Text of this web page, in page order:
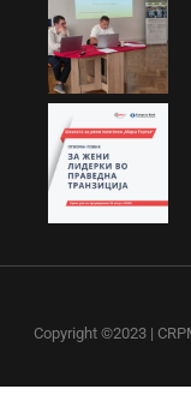
Copyright ©2023 |